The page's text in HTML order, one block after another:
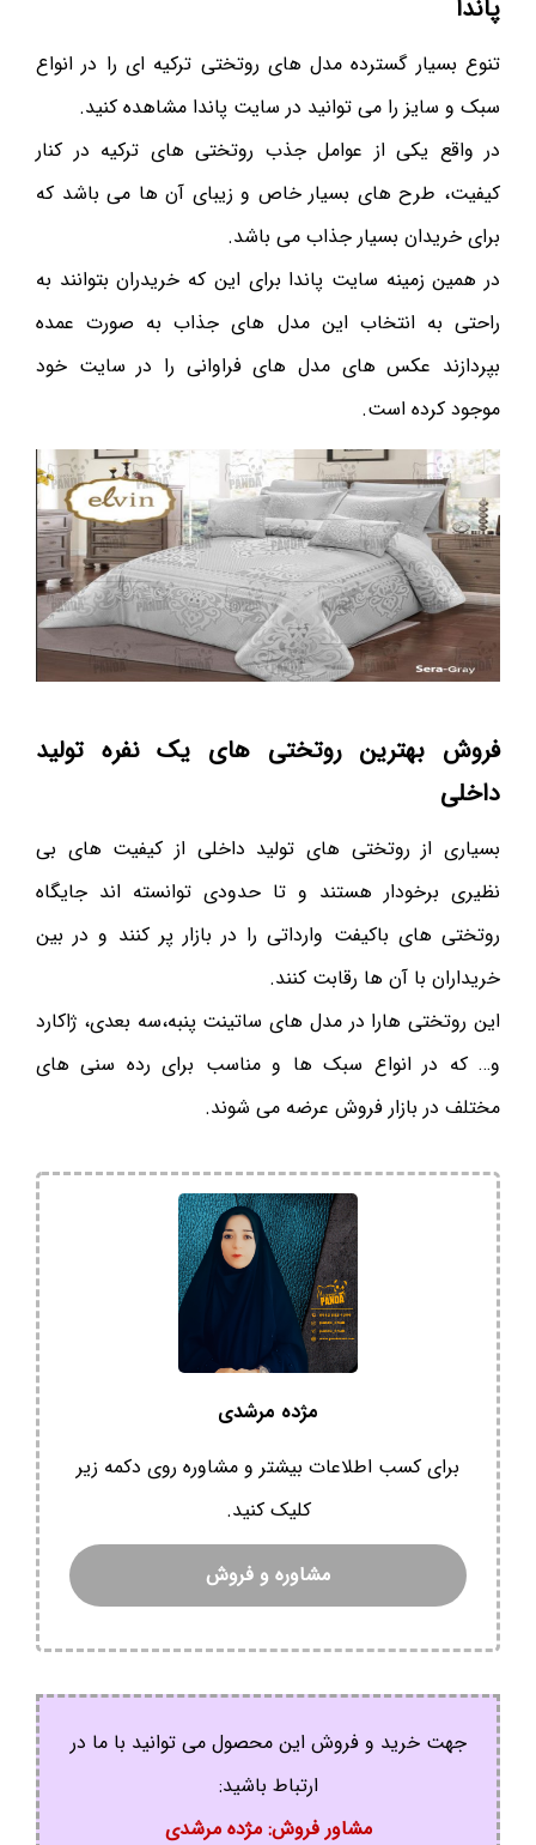
پاندا
تنوع بسیار گسترده مدل های روتختی ترکیه ای را در انواع
سبک و سایز را می توانید در سایت پاندا مشاهده کنید.
در واقع یکی از عوامل جذب روتختی های ترکیه در کنار
کیفیت، طرح های بسیار خاص و زیبای آن ها می باشد که
برای خریدان بسیار جذاب می باشد.
در همین زمینه سایت پاندا برای این که خریدران بتوانند به
راحتی به انتخاب این مدل های جذاب به صورت عمده
بپردازند عکس های مدل های فراوانی را در سایت خود
موجود کرده است.
فروش بهترین روتختی های یک نفره تولید
داخلی
بسیاری از روتختی های تولید داخلی از کیفیت های بی
نظیری برخودار هستند و تا حدودی توانسته اند جایگاه
روتختی های باکیفت وارداتی را در بازار پر کنند و در بین
خریداران با آن ها رقابت کنند.
این روتختی هارا در مدل های ساتینت پنبه،سه بعدی، ژاکارد
و… که در انواع سبک ها و مناسب برای رده سنی های
مختلف در بازار فروش عرضه می شوند.
مژده مرشدی
برای کسب اطلاعات بیشتر و مشاوره روی دکمه زیر
کلیک کنید.
مشاوره و فروش
جهت خرید و فروش این محصول می توانید با ما در
ارتباط باشید:
مشاور فروش: مژده مرشدی